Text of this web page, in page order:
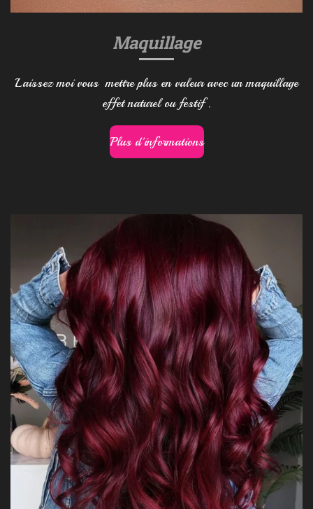
Maquillage
Laissez moi vous mettre plus en valeur avec un maquillage
effet naturel ou festif .
Plus d'informations